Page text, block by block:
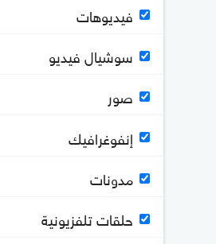
فيديوهات
سوشيال فيديو
صور
إنفوغرافيك
مدونات
حلقات تلفزيونية